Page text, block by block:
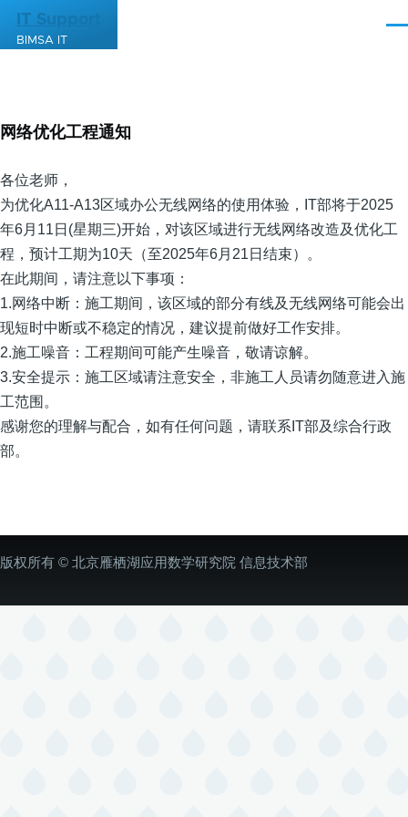
跳转到主要内容
IT Support
BIMSA IT
网络优化工程通知
各位老师，
为优化A11-A13区域办公无线网络的使用体验，IT部将于2025
年6月11日(星期三)开始，对该区域进行无线网络改造及优化工
程，预计工期为10天（至2025年6月21日结束）。
在此期间，请注意以下事项：
1.网络中断：施工期间，该区域的部分有线及无线网络可能会出
现短时中断或不稳定的情况，建议提前做好工作安排。
2.施工噪音：工程期间可能产生噪音，敬请谅解。
3.安全提示：施工区域请注意安全，非施工人员请勿随意进入施
工范围。
感谢您的理解与配合，如有任何问题，请联系IT部及综合行政
部。
版权所有 © 北京雁栖湖应用数学研究院 信息技术部